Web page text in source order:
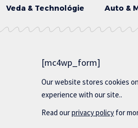
Veda & Technológie Auto &
[mc4wp_form]
Our website stores cookies
experience with our site..
Read ourprivacy policy for